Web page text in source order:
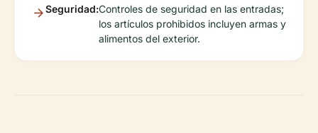
Seguridad:Controles de seguridad en las entradas;
los artículos prohibidos incluyen armas y
alimentos del exterior.